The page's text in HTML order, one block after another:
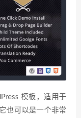
模板，适用于
也可以是一个非常